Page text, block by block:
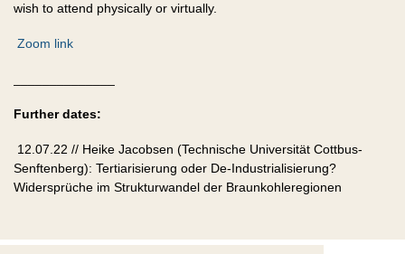
wish to attend physically or virtually.
Zoom link
Further dates:
12.07.22 // Heike Jacobsen (Technische Universität Cottbus-
Senftenberg): Tertiarisierung oder De-Industrialisierung?
Widersprüche im Strukturwandel der Braunkohleregionen